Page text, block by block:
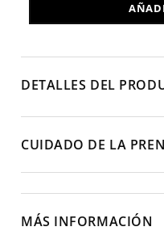
DETALLES DEL
CUIDADO DE LA
MÁS INFORMACIÓN